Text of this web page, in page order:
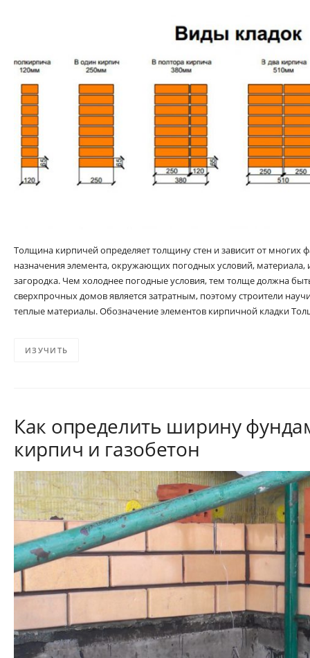
Толщина кирпичей определяет толщину стен и зависит от многих
назначения элемента, окружающих погодных условий, материала,
загородка. Чем холоднее погодные условия, тем толще должна
сверхпрочных домов является затратным, поэтому строители
теплые материалы. Обозначение элементов кирпичной кладки
ИЗУЧИТЬ
Как определить ширину
кирпич и газобетон